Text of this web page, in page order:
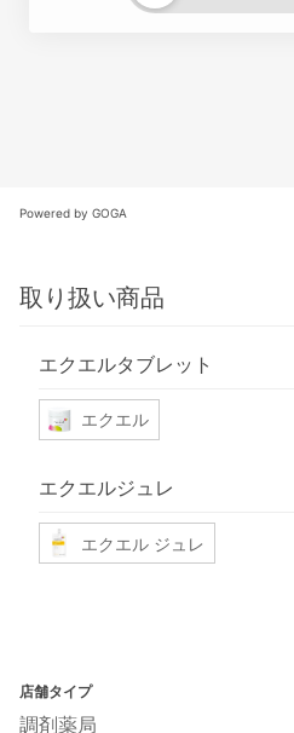
Powered by GOGA
取り扱い商品
エクエルタブレット
エクエル
エクエルジュレ
エクエル ジュレ
店舗タイプ
調剤薬局